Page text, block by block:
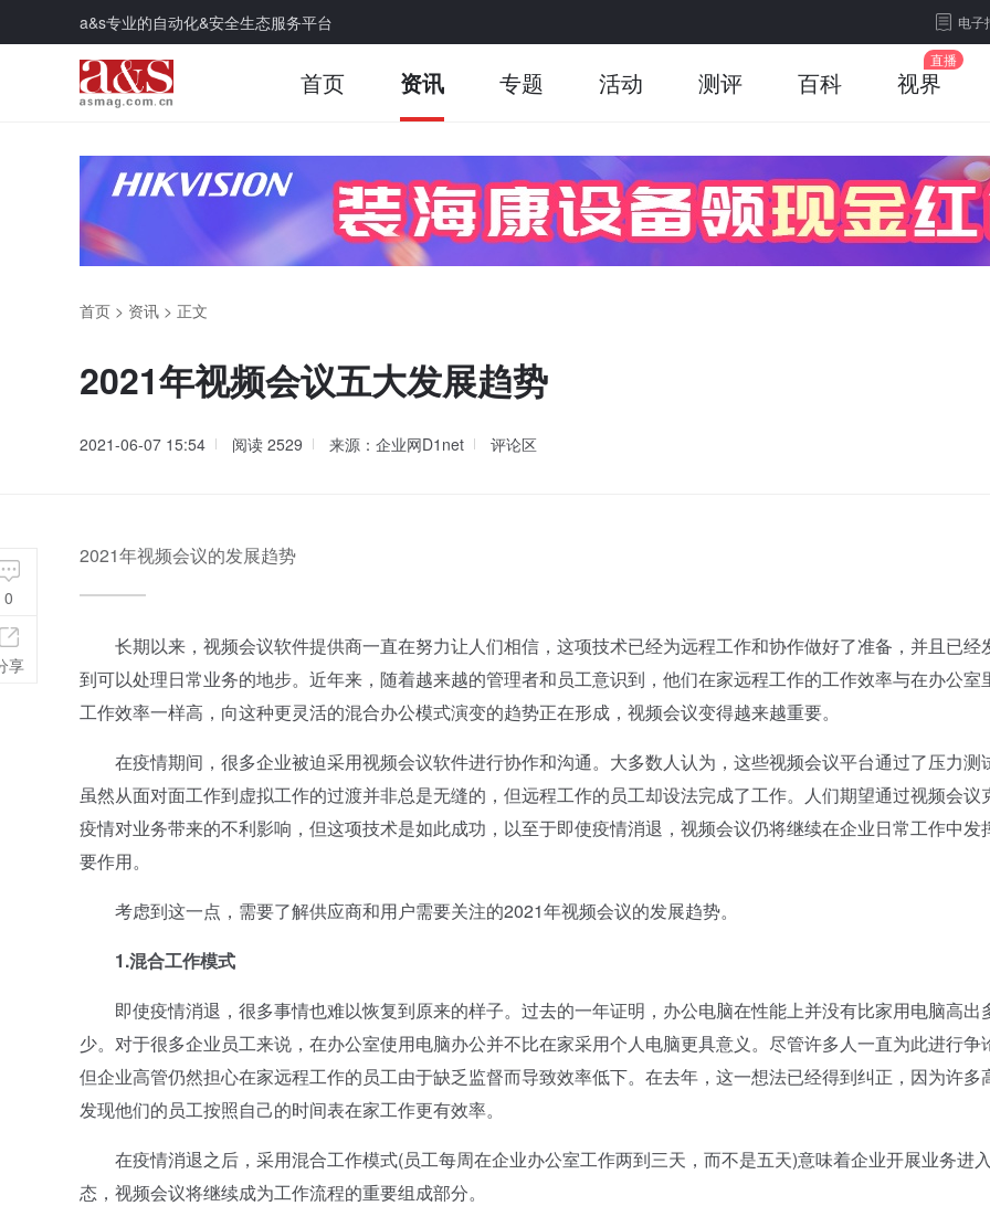
a&s专业的自动化&安全生态服务平台 电子
首页 资讯 专题 活动 测评 百科 视界
首页 > 资讯 > 正文
2021年视频会议五大发展趋势
2021-06-07 15:54 阅读 2529 来源：企业网D1net 评论区
2021年视频会议的发展趋势
长期以来，视频会议软件提供商一直在努力让人们相信，这项技术已经为远程工作和协作做好了准备，并且已经
到可以处理日常业务的地步。近年来，随着越来越的管理者和员工意识到，他们在家远程工作的工作效率与在办公室
工作效率一样高，向这种更灵活的混合办公模式演变的趋势正在形成，视频会议变得越来越重要。
在疫情期间，很多企业被迫采用视频会议软件进行协作和沟通。大多数人认为，这些视频会议平台通过了压力测
虽然从面对面工作到虚拟工作的过渡并非总是无缝的，但远程工作的员工却设法完成了工作。人们期望通过视频会议
疫情对业务带来的不利影响，但这项技术是如此成功，以至于即使疫情消退，视频会议仍将继续在企业日常工作中发
要作用。
考虑到这一点，需要了解供应商和用户需要关注的2021年视频会议的发展趋势。
1.混合工作模式
即使疫情消退，很多事情也难以恢复到原来的样子。过去的一年证明，办公电脑在性能上并没有比家用电脑高出
少。对于很多企业员工来说，在办公室使用电脑办公并不比在家采用个人电脑更具意义。尽管许多人一直为此进行争
但企业高管仍然担心在家远程工作的员工由于缺乏监督而导致效率低下。在去年，这一想法已经得到纠正，因为许多
发现他们的员工按照自己的时间表在家工作更有效率。
在疫情消退之后，采用混合工作模式(员工每周在企业办公室工作两到三天，而不是五天)意味着企业开展业务进
态，视频会议将继续成为工作流程的重要组成部分。
0
享